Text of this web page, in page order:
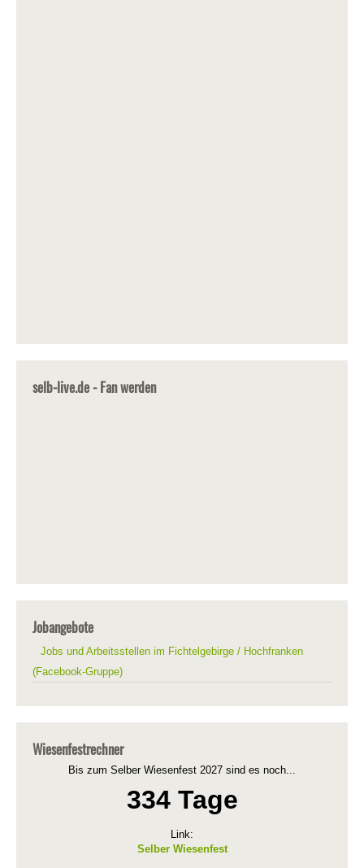
selb-live.de - Fan werden
Jobangebote
Jobs und Arbeitsstellen im Fichtelgebirge / Hochfranken
(Facebook-Gruppe)
Wiesenfestrechner
Bis zum Selber Wiesenfest 2027 sind es noch...
334 Tage
Link:
Selber Wiesenfest